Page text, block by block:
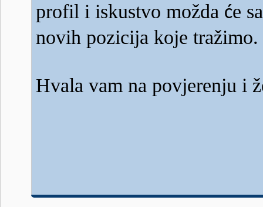
profil i iskustvo možda će
novih pozicija koje tražimo.
Hvala vam na povjerenju i